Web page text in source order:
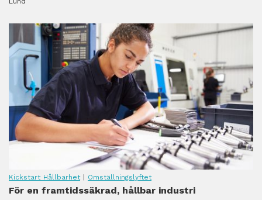
Kickstart Hållbarhet| Omställningslyftet
För en framtidssäkrad, hållbar industri